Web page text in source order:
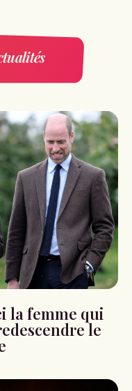
la femme qui
le